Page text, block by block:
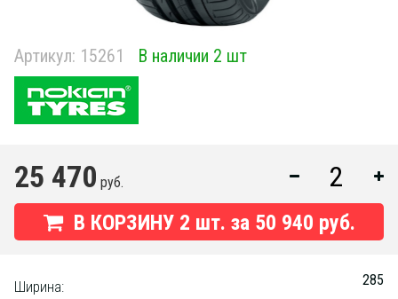
Артикул: 15261 В наличии 2 шт
25 470 руб.
В КОРЗИНУ 2 шт. за 50 940 руб.
Ширина: 285